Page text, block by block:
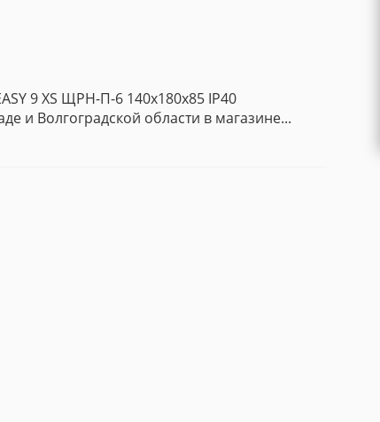
9 XS ЩРН-П-6 140x180x85 IP40
и Волгоградской области в магазине...